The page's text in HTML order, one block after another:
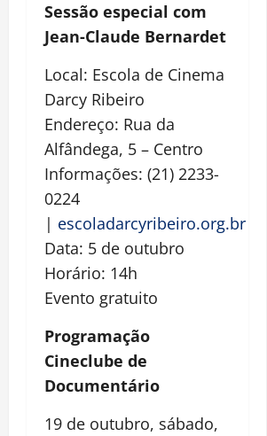
Sessão especial com
Jean-Claude Bernardet
Local: Escola de Cinema
Darcy Ribeiro
Endereço: Rua da
Alfândega, 5 – Centro
Informações: (21) 2233-
0224
| escoladarcyribeiro.org.br
Data: 5 de outubro
Horário: 14h
Evento gratuito
Programação
Cineclube de
Documentário
19 de outubro, sábado,